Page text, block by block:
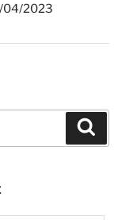
04/2023